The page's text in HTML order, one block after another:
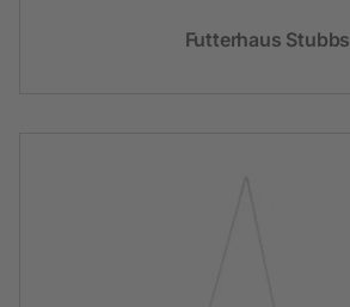
Futterhaus Stubbs